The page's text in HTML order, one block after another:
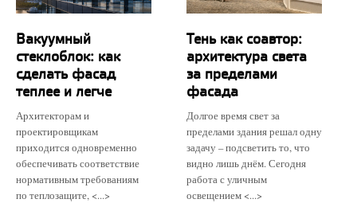
Вакуумный
стеклоблок: как
сделать фасад
теплее и легче
Архитекторам и
проектировщикам
приходится одновременно
обеспечивать соответствие
нормативным требованиям
по теплозащите, <...>
Тень как соавтор:
архитектура света
за пределами
фасада
Долгое время свет за
пределами здания решал одну
задачу – подсветить то, что
видно лишь днём. Сегодня
работа с уличным
освещением <...>